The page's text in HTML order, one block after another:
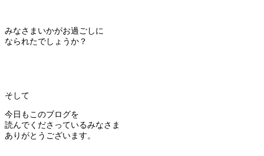
みなさまいかがお過ごしに
なられたでしょうか？
そして
今日もこのブログを
読んでくださっているみなさま
ありがとうございます。